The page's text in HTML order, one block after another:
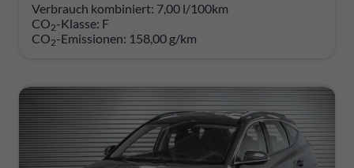
Verbrauch kombiniert: 7,00 l/100km
CO2-Klasse: F
CO2-Emissionen: 158,00 g/km